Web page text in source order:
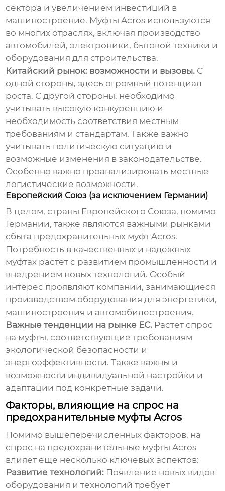
сектора и увеличением инвестиций в
машиностроение. Муфты Acros используются
во многих отраслях, включая производство
автомобилей, электроники, бытовой техники и
оборудования для строительства.
Китайский рынок: возможности и вызовы. С
одной стороны, здесь огромный потенциал
роста. С другой стороны, необходимо
учитывать высокую конкуренцию и
необходимость соответствия местным
требованиям и стандартам. Также важно
учитывать политическую ситуацию и
возможные изменения в законодательстве.
Особенно важно проанализировать местные
логистические возможности.
Европейский Союз (за исключением Германии)
В целом, страны Европейского Союза, помимо
Германии, также являются важными рынками
сбыта предохранительных муфт Acros.
Потребность в качественных и надежных
муфтах растет с развитием промышленности и
внедрением новых технологий. Особый
интерес проявляют компании, занимающиеся
производством оборудования для энергетики,
машиностроения и автомобилестроения.
Важные тенденции на рынке ЕС. Растет спрос
на муфты, соответствующие требованиям
экологической безопасности и
энергоэффективности. Также важны и
возможности индивидуальной настройки и
адаптации под конкретные задачи.
Факторы, влияющие на спрос на
предохранительные муфты Acros
Помимо вышеперечисленных факторов, на
спрос на предохранительные муфты Acros
влияет еще несколько ключевых аспектов:
Развитие технологий: Появление новых видов
оборудования и технологий требует